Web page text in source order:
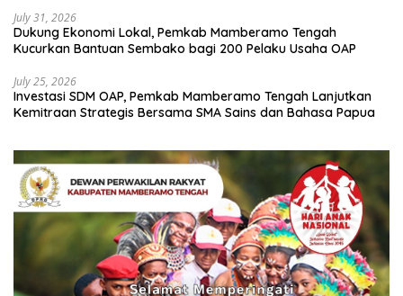
July 31, 2026
Dukung Ekonomi Lokal, Pemkab Mamberamo Tengah
Kucurkan Bantuan Sembako bagi 200 Pelaku Usaha OAP
July 25, 2026
Investasi SDM OAP, Pemkab Mamberamo Tengah Lanjutkan
Kemitraan Strategis Bersama SMA Sains dan Bahasa Papua